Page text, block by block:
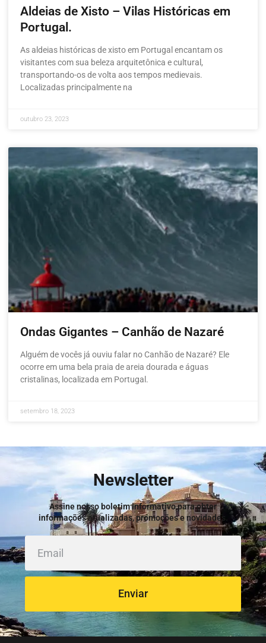
Aldeias de Xisto – Vilas Históricas em
Portugal.
As aldeias históricas de xisto em Portugal encantam os
visitantes com sua beleza arquitetônica e cultural,
transportando-os de volta aos tempos medievais.
Localizadas principalmente na
outubro 23, 2023
Ondas Gigantes – Canhão de Nazaré
Alguém de vocês já ouviu falar no Canhão de Nazaré? Ele
ocorre em uma bela praia de areia dourada e águas
cristalinas, localizada em Portugal.
setembro 18, 2023
Newsletter
Assine nosso boletim informativo para obter
informações atualizadas, promoções e novidades.
Enviar